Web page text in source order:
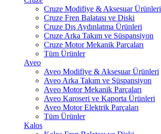
Cruze Modifiye & Aksesuar Ürünleri
Cruze Fren Balatası ve Diski
Cruze Dış Aydınlatma Ürünleri
Cruze Arka Takım ve Süspansiyon
Cruze Motor Mekanik Parçaları
Tüm Ürünler
Aveo
Aveo Modifiye & Aksesuar Ürünleri
Aveo Arka Takım ve Süspansiyon
Aveo Motor Mekanik Parçaları
Aveo Karoseri ve Kaporta Ürünleri
Aveo Motor Elektrik Parçaları
Tüm Ürünler
Kalos